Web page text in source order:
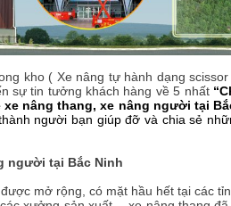
kho ( Xe nâng tự hành dạng
sự tin tưởng khách hàng về 5 nhất
nâng thang, xe nâng người tại
người bạn giúp đỡ và chia sẻ
người tại Bắc Ninh
mở rộng, có mặt hầu hết tại các